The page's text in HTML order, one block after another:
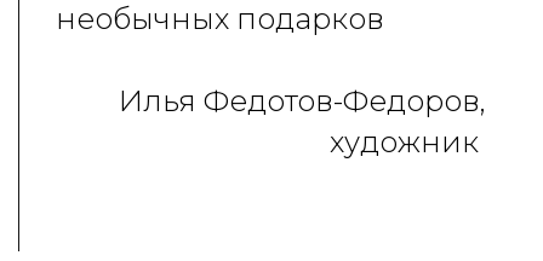
необычных подарков
Илья Федотов-Федоров,
художник